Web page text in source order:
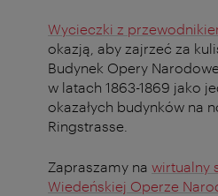
Wycieczki z
okazją, aby zajrzeć za
Budynek Opery
w latach 1863-1869 jako
okazałych budynków na
Ringstrasse.
Zapraszamy na wirtualny
Wiedeńskiej Operze